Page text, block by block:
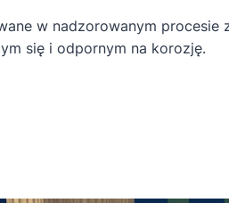
w nadzorowanym
się i odpornym na korozję.